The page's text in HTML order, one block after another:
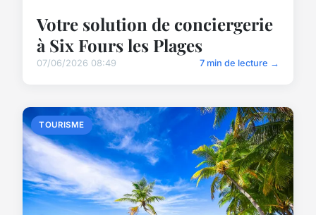
Votre solution de conciergerie
à Six Fours les Plages
07/06/2026 08:49 7 min de lecture →
TOURISME